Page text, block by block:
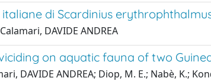
di Scardinius
DAVIDE ANDREA
on aquatic fauna of two
DAVIDE ANDREA; Diop, M. E.; Nabè, K.;